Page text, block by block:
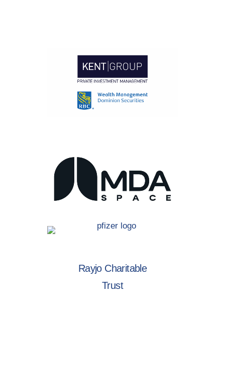
Rayjo Charitable
Trust